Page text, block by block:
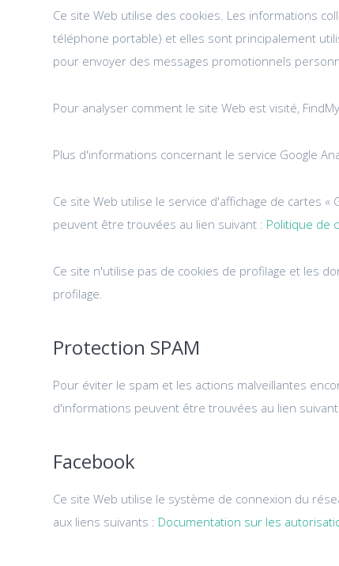
Ce site Web utilise des cookies. Les informations
téléphone portable) et elles sont principalement
pour envoyer des messages promotionnels
Pour analyser comment le site Web est visité,
Plus d'informations concernant le service Google
Ce site Web utilise le service d'affichage de cartes
peuvent être trouvées au lien suivant : Politique de
Ce site n'utilise pas de cookies de profilage et les
profilage.
Protection SPAM
Pour éviter le spam et les actions malveillantes
d'informations peuvent être trouvées au lien
Facebook
Ce site Web utilise le système de connexion du
aux liens suivants : Documentation sur les